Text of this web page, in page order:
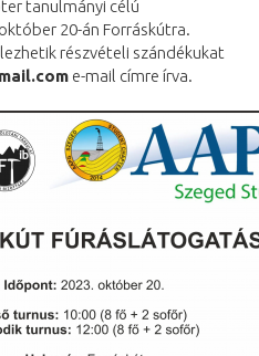
tanulmányi célú
20-án Forráskútra.
részvételi szándékukat
e-mail címre írva.